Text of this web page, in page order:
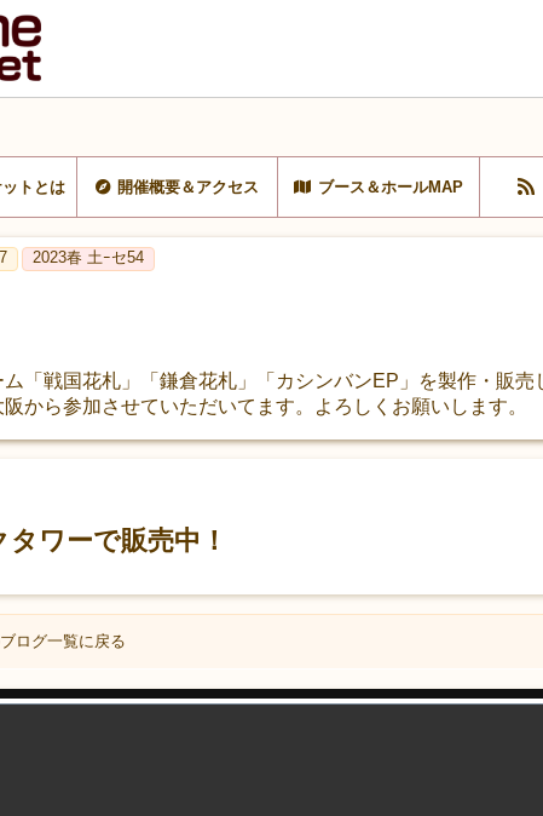
トとは 開催概要＆アクセス ブース＆ホールMAP
2023春 土ｰセ54
ム「戦国花札」「鎌倉花札」「カシンバンEP」を製作・販
から参加させていただいてます。よろしくお願いします。
ワーで販売中！
ログ一覧に戻る